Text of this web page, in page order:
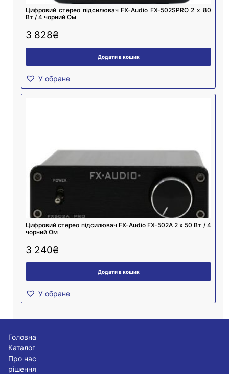
Цифровий стерео підсилювач FX-Audio FX-502SPRO 2 х 80
Вт / 4 чорний Ом
3 828₴
Додати в кошик
У обране
Цифровий стерео підсилювач FX-Audio FX-502A 2 х 50 Вт / 4
чорний Ом
3 240₴
Додати в кошик
У обране
Головна
Каталог
Про нас
рішення